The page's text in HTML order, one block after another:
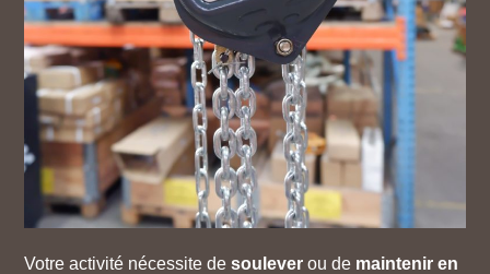
Votre activité nécessite desouleverou de maintenir en